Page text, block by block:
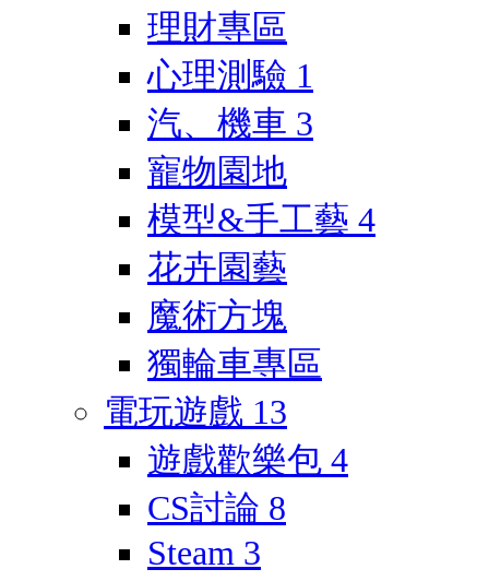
理財專區
心理測驗 1
汽、機車 3
寵物園地
模型&手工藝 4
花卉園藝
魔術方塊
獨輪車專區
電玩遊戲 13
遊戲歡樂包 4
CS討論 8
Steam 3